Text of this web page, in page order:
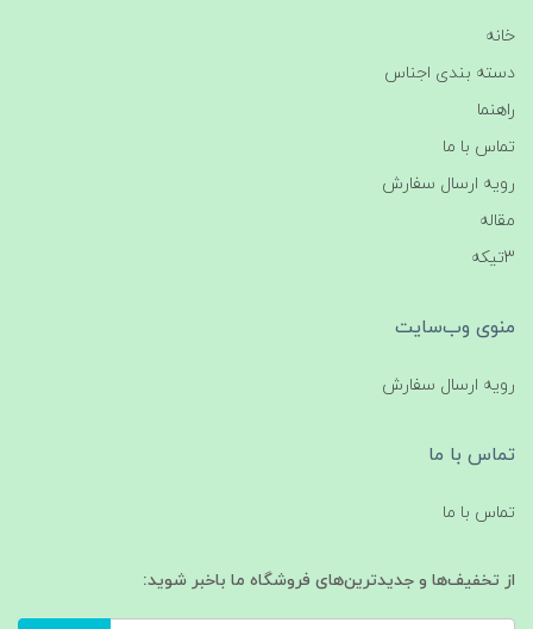
خانه
دسته بندی اجناس
راهنما
تماس با ما
رویه ارسال سفارش
مقاله
3تیکه
منوی وب‌سایت
رویه ارسال سفارش
تماس با ما
تماس با ما
از تخفیف‌ها و جدیدترین‌های فروشگاه ما باخبر شوید: